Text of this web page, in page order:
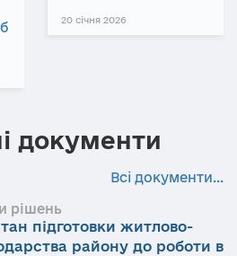
20 січня 2026
документи
Всі документи...
рішень
підготовки житлово-
району до роботи в